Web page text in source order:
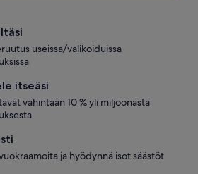
useissa/valikoiduissa
itseäsi
vähintään 10 % yli miljoonasta
ja hyödynnä isot säästöt